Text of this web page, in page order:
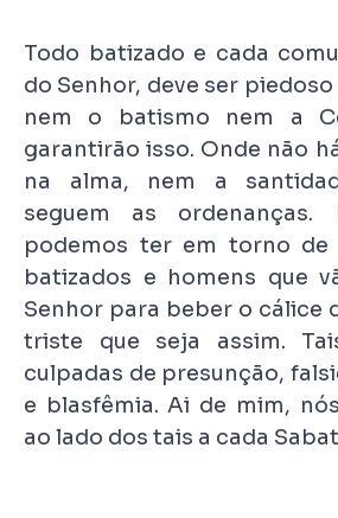
Todo batizado e cada
do Senhor, deve ser
nem o batismo nem a
garantirão isso. Onde não
na alma, nem a
seguem as ordenanças.
podemos ter em torno de
batizados e homens que
Senhor para beber o cálice
triste que seja assim.
culpadas de presunção,
e blasfêmia. Ai de mim,
ao lado dos tais a cada